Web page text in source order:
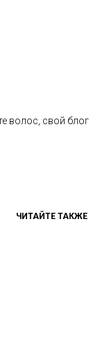
волос, свой блог
ЧИТАЙТЕ ТАКЖЕ